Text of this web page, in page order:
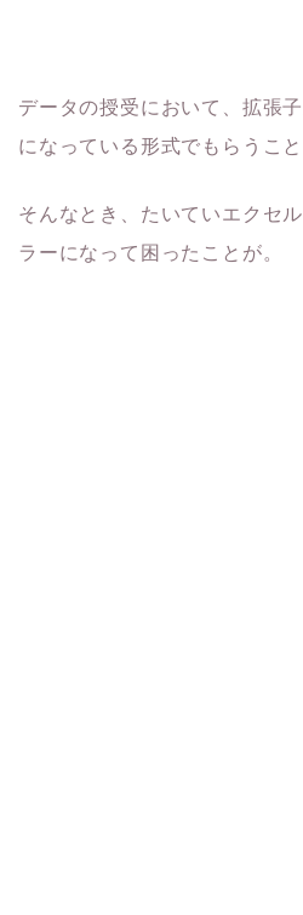
データの授受において、拡張
になっている形式でもらうこ
そんなとき、たいていエクセ
ラーになって困ったことが。